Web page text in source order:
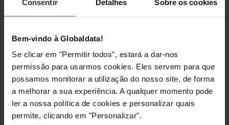
Consentir Detalhes Sobre os cookies
Bem-vindo à Globaldata!
Se clicar em "Permitir todos", estará a dar-nos
permissão para usarmos cookies. Eles servem para que
possamos monitorar a utilização do nosso site, de forma
a melhorar a sua experiência. A qualquer momento pode
ler a nossa política de cookies e personalizar quais
permite, clicando em "Personalizar".